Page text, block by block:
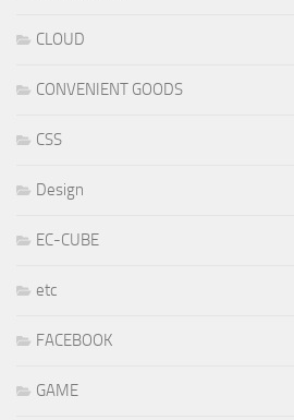
CLOUD
CONVENIENT GOODS
CSS
Design
EC-CUBE
etc
FACEBOOK
GAME